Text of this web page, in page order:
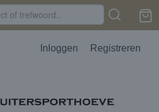
Inloggen Registreren